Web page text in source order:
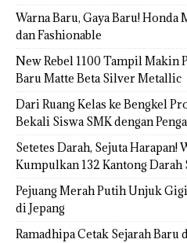
Warna Baru, Gaya Baru!
dan Fashionable
New Rebel 1100 Tampil Makin
Baru Matte Beta Silver Metallic
Dari Ruang Kelas ke Bengkel
Bekali Siswa SMK dengan
Setetes Darah, Sejuta Harapan!
Kumpulkan 132 Kantong Darah
Pejuang Merah Putih Unjuk
di Jepang
Ramadhipa Cetak Sejarah